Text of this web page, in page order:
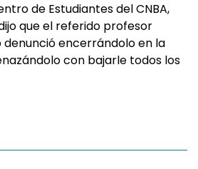
de Estudiantes del CNBA,
que el referido profesor
denunció encerrándolo en la
con bajarle todos los